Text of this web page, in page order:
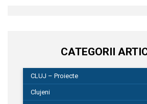
CATEGORII
CLUJ – Proiecte
Clujeni